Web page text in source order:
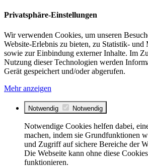
Privatsphäre-Einstellungen
Wir verwenden Cookies, um unseren
Website-Erlebnis zu bieten, zu Statistik- und
sowie zur Einbindung externer Inhalte. Im
Nutzung dieser Technologien werden
Gerät gespeichert und/oder abgerufen.
Mehr anzeigen
Notwendig Notwendig
Notwendige Cookies helfen dabei,
machen, indem sie Grundfunktionen
und Zugriff auf sichere Bereiche der
Die Webseite kann ohne diese
funktionieren.